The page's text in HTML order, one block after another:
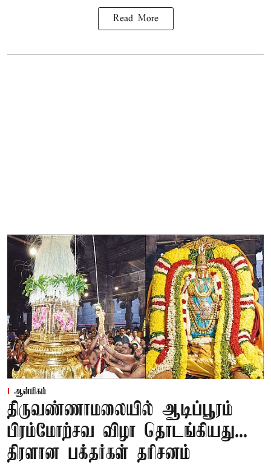
Read More
ஆன்மிகம்
திருவண்ணாமலையில் ஆடிப்பூரம்
பிரம்மோற்சவ விழா தொடங்கியது...
திரளான பக்தர்கள் தரிசனம்